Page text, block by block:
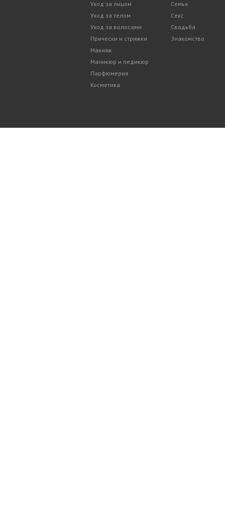
Уход за лицом
Уход за телом
Уход за волосами
Прически и стрижки
Макияж
Маникюр и педикюр
Парфюмерия
Косметика
Семья
Секс
Свадьба
Знакомство